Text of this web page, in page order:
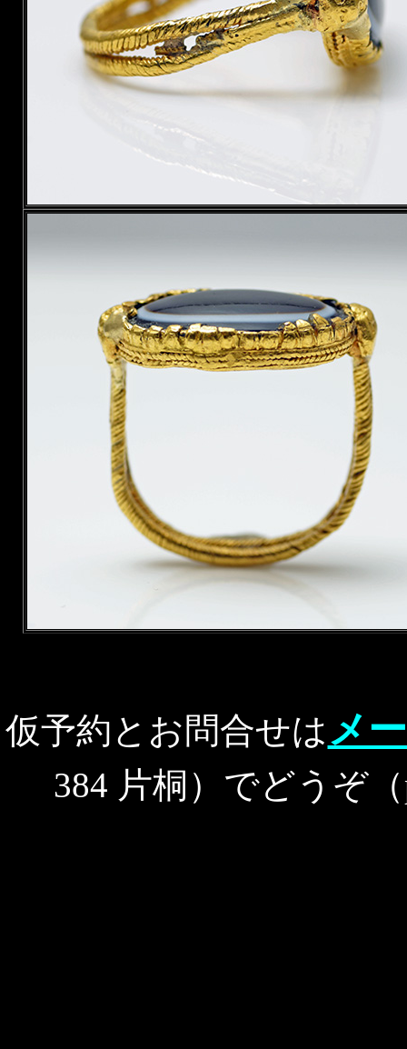
仮予約とお問合せはメ
384 片桐）でどうぞ